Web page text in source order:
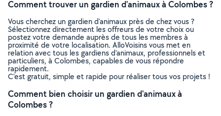
Comment trouver un gardien d'animaux à Colombes ?
Vous cherchez un gardien d'animaux près de chez vous ?
Sélectionnez directement les offreurs de votre choix ou
postez votre demande auprès de tous les membres à
proximité de votre localisation. AlloVoisins vous met en
relation avec tous les gardiens d'animaux, professionnels et
particuliers, à Colombes, capables de vous répondre
rapidement.
C’est gratuit, simple et rapide pour réaliser tous vos projets !
Comment bien choisir un gardien d'animaux à
Colombes ?